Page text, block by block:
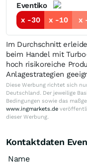
Eventiko
x -30
x -10 x
Im Durchschnitt
beim Handel mit
hoch risikoreiche
Anlagestrategien
Diese Werbung richtet sich
Deutschland. Der jeweilige
Bedingungen sowie das
www.ingmarkets.de
dieser Werbung.
Kontaktdaten
Name